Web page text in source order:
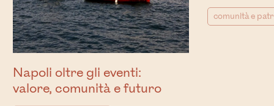
Napoli oltre gli eventi:
valore, comunità e futuro
comunità e